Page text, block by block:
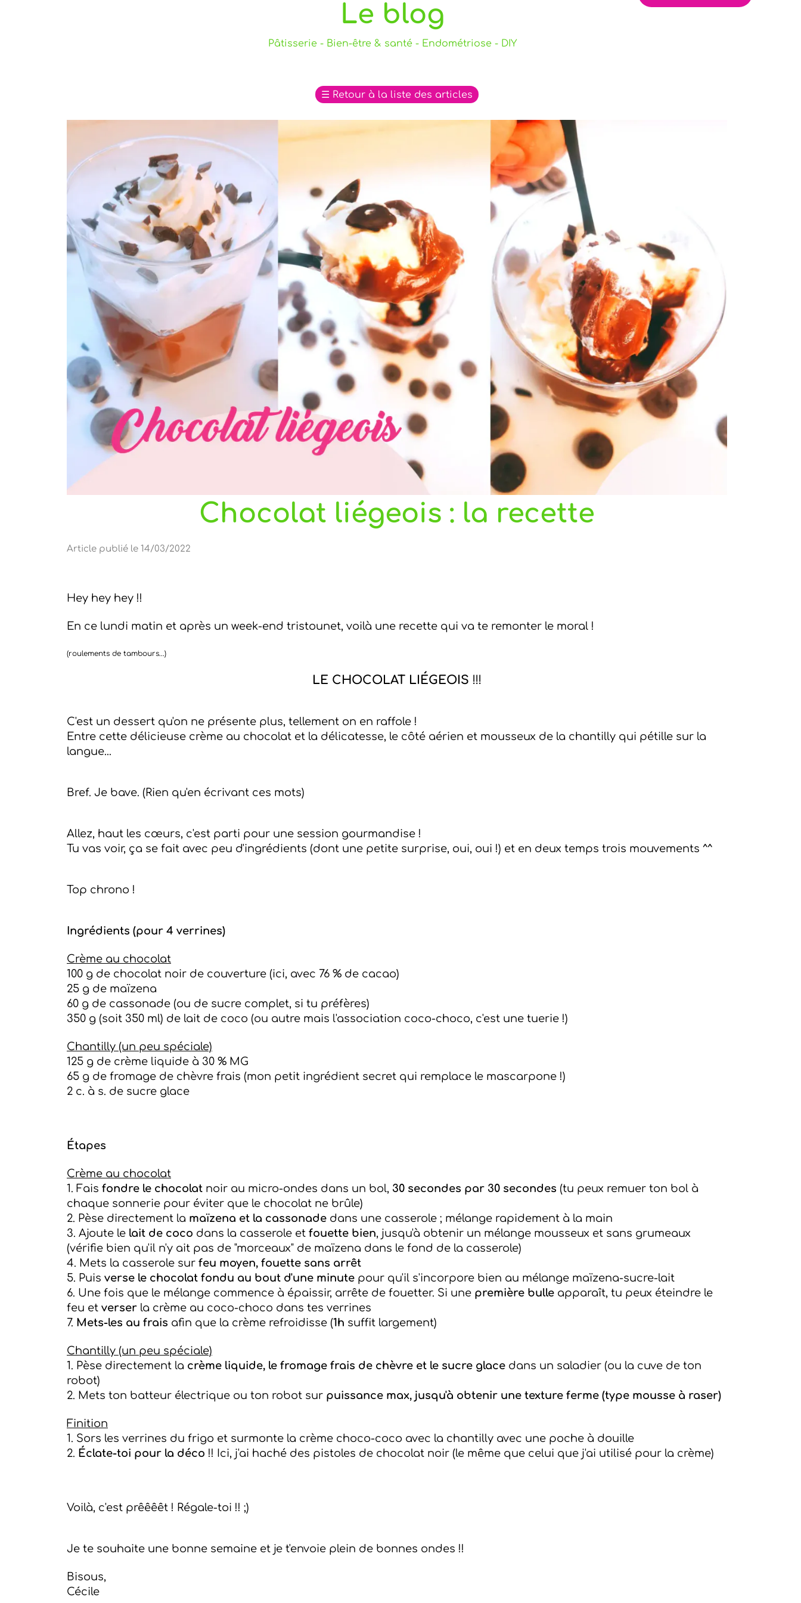
Le blog
Pâtisserie - Bien-être & santé - Endométriose - DIY
☰ Retour à la liste des articles
Chocolat liégeois : la recette
Article publié le 14/03/2022
Hey hey hey !!
En ce lundi matin et après un week-end tristounet, voilà une recette qui va te remonter le moral !
(roulements de tambours...)
LE CHOCOLAT LIÉGEOIS !!!
C'est un dessert qu'on ne présente plus, tellement on en raffole !
Entre cette délicieuse crème au chocolat et la délicatesse, le côté aérien et mousseux de la chantilly qui pétille sur la
langue...
Bref. Je bave. (Rien qu'en écrivant ces mots)
Allez, haut les cœurs, c'est parti pour une session gourmandise !
Tu vas voir, ça se fait avec peu d'ingrédients (dont une petite surprise, oui, oui !) et en deux temps trois mouvements ^^
Top chrono !
Ingrédients (pour 4 verrines)
Crème au chocolat
100 g de chocolat noir de couverture (ici, avec 76 % de cacao)
25 g de maïzena
60 g de cassonade (ou de sucre complet, si tu préfères)
350 g (soit 350 ml) de lait de coco (ou autre mais l'association coco-choco, c'est une tuerie !)
Chantilly (un peu spéciale)
125 g de crème liquide à 30 % MG
65 g de fromage de chèvre frais (mon petit ingrédient secret qui remplace le mascarpone !)
2 c. à s. de sucre glace
Étapes
Crème au chocolat
1. Fais fondre le chocolat noir au micro-ondes dans un bol, 30 secondes par 30 secondes (tu peux remuer ton bol à
chaque sonnerie pour éviter que le chocolat ne brûle)
2. Pèse directement la maïzena et la cassonade dans une casserole ; mélange rapidement à la main
3. Ajoute le lait de coco dans la casserole et fouette bien, jusqu'à obtenir un mélange mousseux et sans grumeaux
(vérifie bien qu'il n'y ait pas de "morceaux" de maïzena dans le fond de la casserole)
4. Mets la casserole sur feu moyen, fouette sans arrêt
5. Puis verse le chocolat fondu au bout d'une minute pour qu'il s'incorpore bien au mélange maïzena-sucre-lait
6. Une fois que le mélange commence à épaissir, arrête de fouetter. Si une première bulle apparaît, tu peux éteindre le
feu et verser la crème au coco-choco dans tes verrines
7. Mets-les au frais afin que la crème refroidisse (1h suffit largement)
Chantilly (un peu spéciale)
1. Pèse directement la crème liquide, le fromage frais de chèvre et le sucre glace dans un saladier (ou la cuve de ton
robot)
2. Mets ton batteur électrique ou ton robot sur puissance max, jusqu'à obtenir une texture ferme (type mousse à raser)
Finition
1. Sors les verrines du frigo et surmonte la crème choco-coco avec la chantilly avec une poche à douille
2. Éclate-toi pour la déco !! Ici, j'ai haché des pistoles de chocolat noir (le même que celui que j'ai utilisé pour la crème)
Voilà, c'est prêêêêt ! Régale-toi !! ;)
Je te souhaite une bonne semaine et je t'envoie plein de bonnes ondes !!
Bisous,
Cécile